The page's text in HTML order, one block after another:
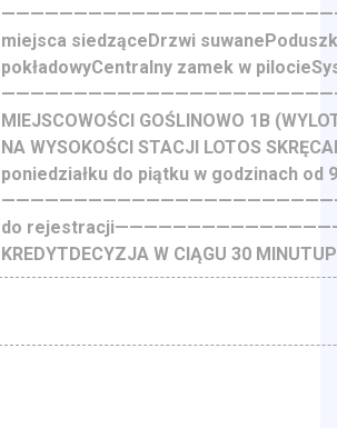
miejsca siedząceDrzwi
pokładowyCentralny zamek w
MIEJSCOWOŚCI GOŚLINOWO 1B
NA WYSOKOŚCI STACJI LOTOS
poniedziałku do piątku w godzinach od
do
KREDYTDECYZJA W CIĄGU 30